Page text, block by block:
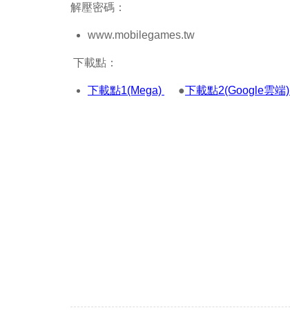
解壓密碼：
www.mobilegames.tw
下載點：
下載點1(Mega) ●下載點2(Google雲端)